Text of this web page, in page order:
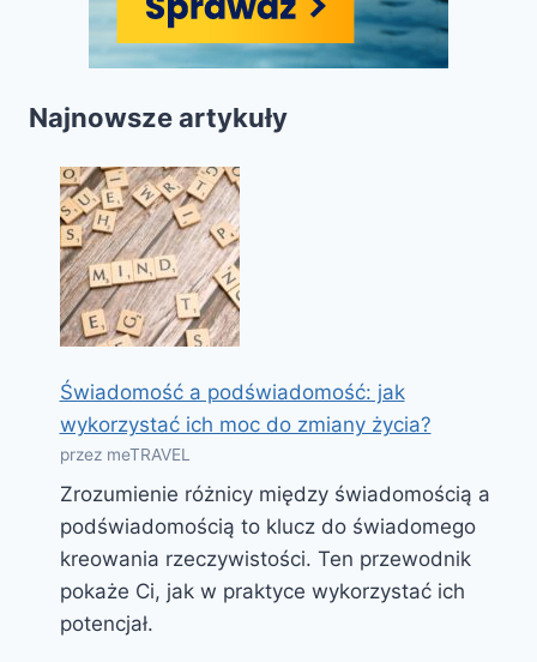
Najnowsze artykuły
Świadomość a podświadomość: jak
wykorzystać ich moc do zmiany życia?
przez meTRAVEL
Zrozumienie różnicy między świadomością a
podświadomością to klucz do świadomego
kreowania rzeczywistości. Ten przewodnik
pokaże Ci, jak w praktyce wykorzystać ich
potencjał.